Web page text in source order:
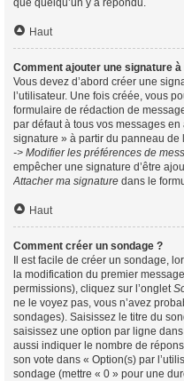
que quelqu’un y a répondu.
Haut
Comment ajouter une signature
Vous devez d’abord créer une
l’utilisateur. Une fois créée, vous
formulaire de rédaction de
par défaut à tous vos messages en
signature » à partir du panneau de
-> Modifier les préférences de
empêcher une signature d’être
Attacher ma signature dans le
Haut
Comment créer un sondage ?
Il est facile de créer un sondage,
la modification du premier
permissions), cliquez sur l’onglet
ne le voyez pas, vous n’avez
sondages). Saisissez le titre du
saisissez une option par ligne
aussi indiquer le nombre de
son vote dans « Option(s) par
sondage (mettre « 0 » pour une